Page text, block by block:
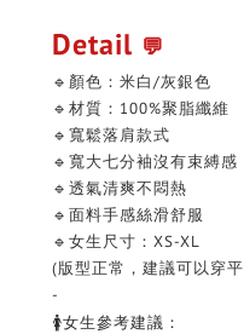
Detail 💬
🔹顏色：米白/灰銀色
🔹材質：100%聚脂纖維
🔹寬鬆落肩款式
🔹寬大七分袖沒有束縛感
🔹透氣清爽不悶熱
🔹面料手感絲滑舒服
🔹女生尺寸：XS-XL
(版型正常，建議可以穿
-
🚺女生參考建議：